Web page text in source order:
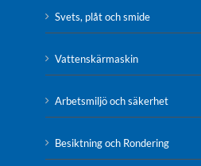
Svets, plåt och smide
Vattenskärmaskin
Arbetsmiljö och säkerhet
Besiktning och Rondering